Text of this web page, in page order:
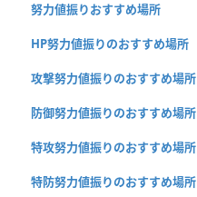
努力値振りおすすめ場所
HP努力値振りのおすすめ場所
攻撃努力値振りのおすすめ場所
防御努力値振りのおすすめ場所
特攻努力値振りのおすすめ場所
特防努力値振りのおすすめ場所